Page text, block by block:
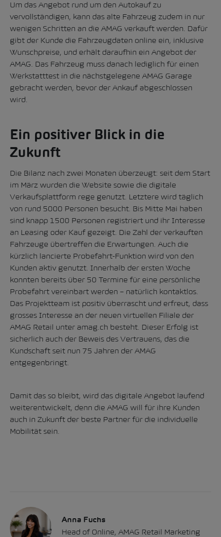
Um das Angebot rund um den Autokauf zu
vervollständigen, kann das alte Fahrzeug zudem in nur
wenigen Schritten an die AMAG verkauft werden. Dafür
gibt der Kunde die Fahrzeugdaten online ein, inklusive
Wunschpreise, und erhält daraufhin ein Angebot der
AMAG. Das Fahrzeug muss danach lediglich für einen
Werkstatttest in die nächstgelegene AMAG Garage
gebracht werden, bevor der Ankauf abgeschlossen
wird.
Ein positiver Blick in die
Zukunft
Die Bilanz nach zwei Monaten überzeugt: seit dem Start
im März wurden die Website sowie die digitale
Verkaufsplattform rege genutzt. Letztere wird täglich
von rund 5000 Personen besucht. Bis Mitte Mai haben
sind knapp 1500 Personen registriert und ihr Interesse
an Leasing oder Kauf gezeigt. Die Zahl der verkauften
Fahrzeuge übertreffen die Erwartungen. Auch die
kürzlich lancierte Probefahrt-Funktion wird von den
Kunden aktiv genutzt. Innerhalb der ersten Woche
konnten bereits über 50 Termine für eine persönliche
Probefahrt vereinbart werden – natürlich kontaktlos.
Das Projektteam ist positiv überrascht und erfreut, dass
grosses Interesse an der neuen virtuellen Filiale der
AMAG Retail unter amag.ch besteht. Dieser Erfolg ist
sicherlich auch der Beweis des Vertrauens, das die
Kundschaft seit nun 75 Jahren der AMAG
entgegenbringt.
Damit das so bleibt, wird das digitale Angebot laufend
weiterentwickelt, denn die AMAG will für ihre Kunden
auch in Zukunft der beste Partner für die individuelle
Mobilität sein.
Anna Fuchs
Head of Online, AMAG Retail Marketing